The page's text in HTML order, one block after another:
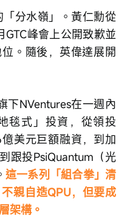
分水嶺」。黃仁勳從
峰會上公開致歉並
。隨後，英偉達展開
下NVentures在一週內
毯式」投資，從領投
美元巨額融資，到加
跟投PsiQuantum（光
這一系列「組合拳」清
親自造QPU，但要成
架構。